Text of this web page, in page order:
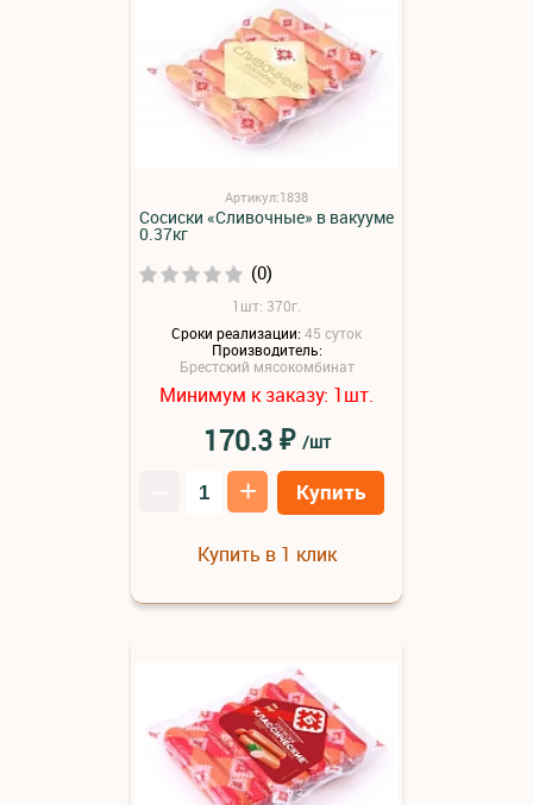
Артикул:1838
Сосиски «Сливочные» в вакууме
0.37кг
(0)
1шт: 370г.
Сроки реализации:45 суток
Производитель:
Брестский мясокомбинат
Минимум к заказу: 1шт.
170.3₽ /шт
+ Купить
Купить в 1 клик